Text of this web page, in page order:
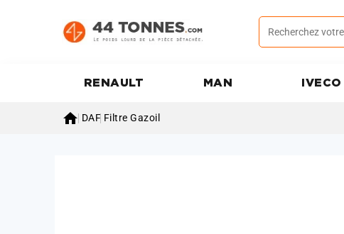
RENAULT MAN IVECO
 DAF Filtre Gazoil